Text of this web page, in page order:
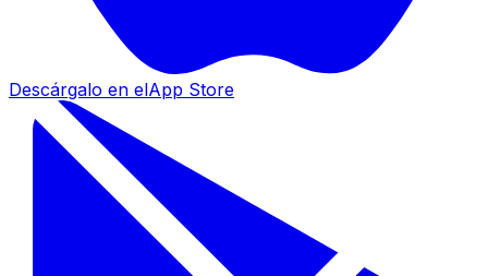
Descárgalo en elApp Store